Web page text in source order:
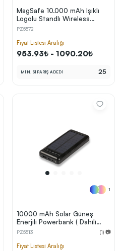
MagSafe 10.000 mAh Işıklı
Logolu Standlı Wireless
Powerbank
PZ5572
Fiyat Listesi Aralığı
953.93₺ - 1090.20₺
MİN. SİPARİŞ ADEDİ 25
1
10000 mAh Solar Güneş
Enerjili Powerbank ( Dahili
Kablolu)
PZ5513 (1) 📷
Fiyat Listesi Aralığı